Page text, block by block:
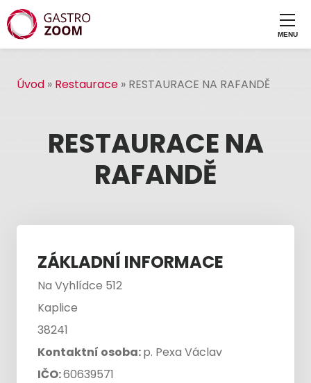
Úvod » Restaurace » RESTAURACE NA RAFANDĚ
RESTAURACE NA
RAFANDĚ
ZÁKLADNÍ INFORMACE
Na Vyhlídce 512
Kaplice
38241
Kontaktní osoba:p. Pexa Václav
IČO:60639571